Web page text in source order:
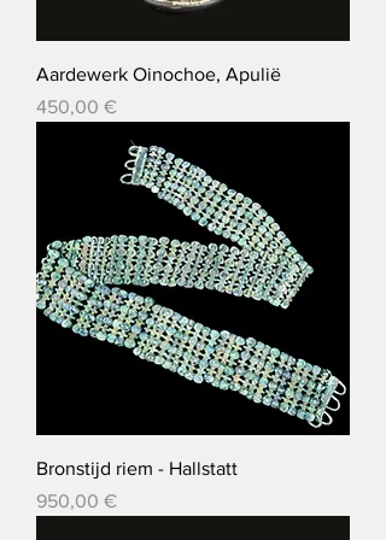
Aardewerk Oinochoe, Apulië
Prix
450,00 €
Bronstijd riem - Hallstatt
Prix
950,00 €